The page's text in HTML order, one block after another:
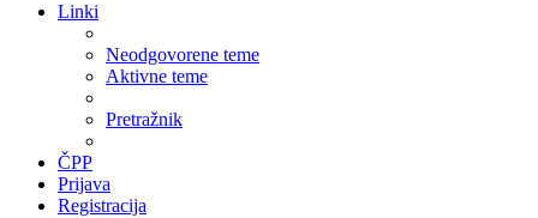
Linki
Neodgovorene teme
Aktivne teme
Pretražnik
ČPP
Prijava
Registracija